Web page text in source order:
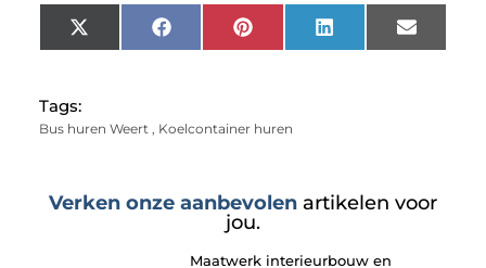
X
(Twitter)
FacebookPinterest LinkedIn Email
Tags:
Bus huren Weert, Koelcontainer huren
Verken onze aanbevolen artikelen voor
jou.
Maatwerk interieurbouw en